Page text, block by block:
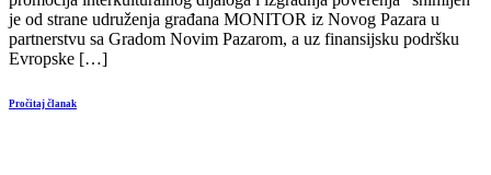
je od strane udruženja građana MONITOR iz Novog Pazara u
partnerstvu sa Gradom Novim Pazarom, a uz finansijsku podršku
Evropske […]
Pročitaj članak